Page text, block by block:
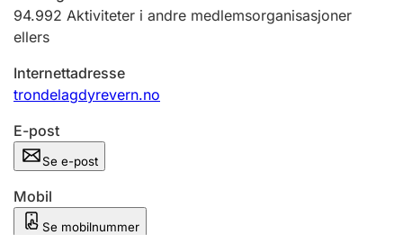
Andre tema
94.992 Aktiviteter i andre medlemsorganisasjoner
ellers
Internettadresse
trondelagdyrevern.no
E-post
Se e-post
Mobil
Se mobilnummer